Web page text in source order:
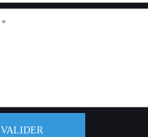
VALIDER